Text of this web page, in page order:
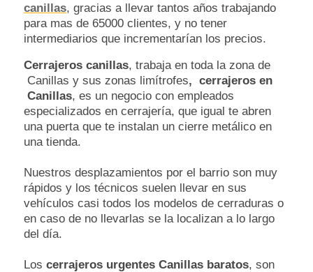
canillas, gracias a llevar tantos años trabajando
para mas de 65000 clientes, y no tener
intermediarios que incrementarían los precios.
Cerrajeros canillas, trabaja en toda la zona de
Canillas y sus zonas limítrofes, cerrajeros en
Canillas, es un negocio con empleados
especializados en cerrajería, que igual te abren
una puerta que te instalan un cierre metálico en
una tienda.
Nuestros desplazamientos por el barrio son muy
rápidos y los técnicos suelen llevar en sus
vehículos casi todos los modelos de cerraduras o
en caso de no llevarlas se la localizan a lo largo
del día.
Los cerrajeros urgentes Canillas baratos, son